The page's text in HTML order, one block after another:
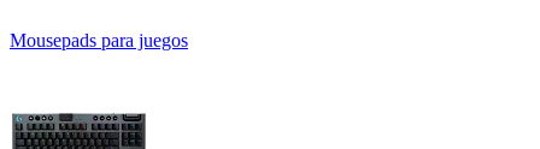
Mousepads para juegos